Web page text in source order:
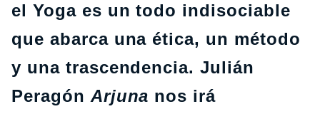
el Yoga es un todo indisociable
que abarca una ética, un método
y una trascendencia. Julián
Peragón Arjuna nos irá